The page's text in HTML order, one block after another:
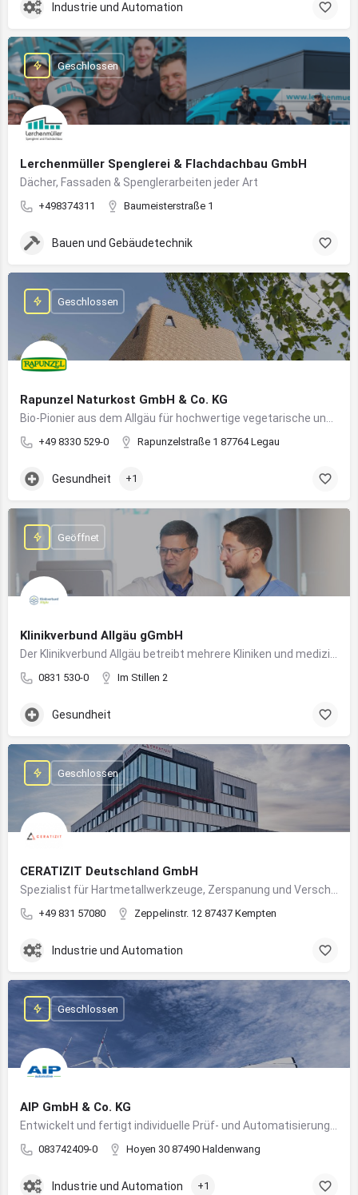
Industrie und Automation
Lerchenmüller Spenglerei & Flachdachbau GmbH
Dächer, Fassaden & Spenglerarbeiten jeder Art
+498374311 Baumeisterstraße 1
Geschlossen
Bauen und Gebäudetechnik
Rapunzel Naturkost GmbH & Co. KG
+49 8330 529-0 Rapunzelstraße 1 87764 Legau
Geschlossen
Gesundheit +1
Klinikverbund Allgäu gGmbH
0831 530-0 Im Stillen 2
Geöffnet
Gesundheit
CERATIZIT Deutschland GmbH
+49 831 57080 Zeppelinstr. 12 87437 Kempten
Geschlossen
Industrie und Automation
AIP GmbH & Co. KG
083742409-0 Hoyen 30 87490 Haldenwang
Geschlossen
Industrie und Automation +1